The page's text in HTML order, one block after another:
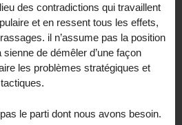
des contradictions qui travaillent
et en ressent tous les effets,
il n’assume pas la position
de démêler d’une façon
les problèmes stratégiques et
le parti dont nous avons besoin.